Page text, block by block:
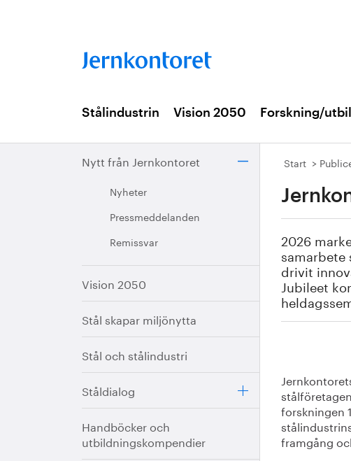
Stålindustrin Vision 2050 Forskning/
Nytt från Jernkontoret
Nyheter
Pressmeddelanden
Remissvar
Vision 2050
Stål skapar miljönytta
Stål och stålindustri
Ståldialog
Handböcker och
utbildningskompendier
Start
2026
samarbete
drivit
Jubileet
forskningen
framgång